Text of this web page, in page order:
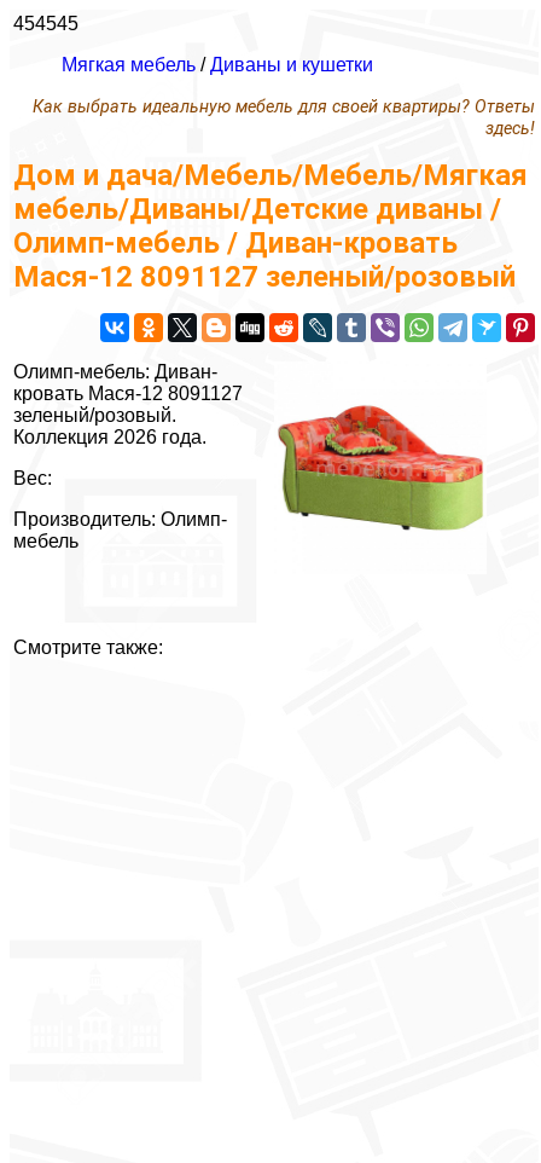
454545
Мягкая мебель /Диваны и кушетки
Как выбрать идеальную мебель для своей квартиры? Ответы
здесь!
Дом и дача/Мебель/Мебель/Мягкая
мебель/Диваны/Детские диваны /
Олимп-мебель / Диван-кровать
Мася-12 8091127 зеленый/розовый
Олимп-мебель: Диван-
кровать Мася-12 8091127
зеленый/розовый.
Коллекция 2026 года.
Вес:
Производитель: Олимп-
мебель
Смотрите также: